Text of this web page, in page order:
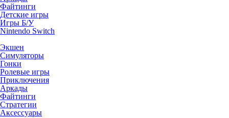
Файтинги
Детские игры
Игры Б/У
Nintendo Switch
Экшен
Симуляторы
Гонки
Ролевые игры
Приключения
Аркады
Файтинги
Стратегии
Аксессуары